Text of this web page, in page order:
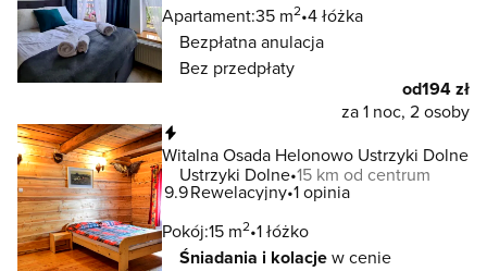
Apartament:35 m2 4 łóżka
Bezpłatna anulacja
Bez przedpłaty
od194 zł
za 1 noc, 2 osoby
Witalna Osada Helonowo Ustrzyki Dolne
Ustrzyki Dolne 15 km od centrum
9.9Rewelacyjny 1 opinia
Pokój:15 m2 1 łóżko
Śniadania i kolacjew cenie